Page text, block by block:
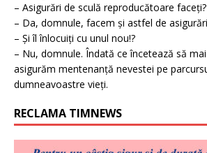
– Asigurări de sculă reproducătoare faceți?
– Da, domnule, facem și astfel de
– Și îl înlocuiți cu unul nou!?
– Nu, domnule. Îndată ce încetează să
asigurăm mentenanță nevestei pe
dumneavoastre vieți.
RECLAMA TIMNEWS